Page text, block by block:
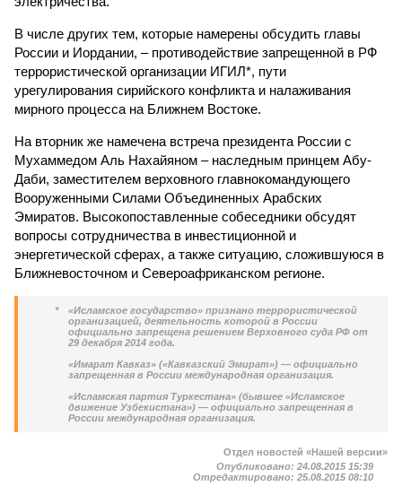
В числе других тем, которые намерены обсудить главы
России и Иордании, – противодействие запрещенной в РФ
террористической организации ИГИЛ*, пути
урегулирования сирийского конфликта и налаживания
мирного процесса на Ближнем Востоке.
На вторник же намечена встреча президента России с
Мухаммедом Аль Нахайяном – наследным принцем Абу-
Даби, заместителем верховного главнокомандующего
Вооруженными Силами Объединенных Арабских
Эмиратов. Высокопоставленные собеседники обсудят
вопросы сотрудничества в инвестиционной и
энергетической сферах, а также ситуацию, сложившуюся в
Ближневосточном и Североафриканском регионе.
*
«Исламское государство» признано террористической
организацией, деятельность которой в России
официально запрещена решением Верховного суда РФ от
29 декабря 2014 года.
«Имарат Кавказ» («Кавказский Эмират») — официально
запрещенная в России международная организация.
«Исламская партия Туркестана» (бывшее «Исламское
движение Узбекистана») — официально запрещенная в
России международная организация.
Отдел новостей «Нашей версии»
Опубликовано: 24.08.2015 15:39
Отредактировано: 25.08.2015 08:10